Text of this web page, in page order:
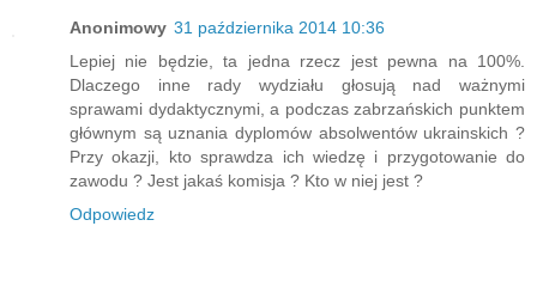
Anonimowy 31 października 2014 10:36
Lepiej nie będzie, ta jedna rzecz jest pewna na 100%.
Dlaczego inne rady wydziału głosują nad ważnymi
sprawami dydaktycznymi, a podczas zabrzańskich punktem
głównym są uznania dyplomów absolwentów ukrainskich ?
Przy okazji, kto sprawdza ich wiedzę i przygotowanie do
zawodu ? Jest jakaś komisja ? Kto w niej jest ?
Odpowiedz